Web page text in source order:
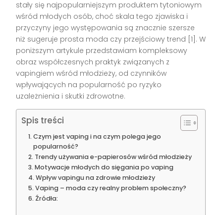
stały się najpopularniejszym produktem tytoniowym
wśród młodych osób, choć skala tego zjawiska i
przyczyny jego występowania są znacznie szersze
niż sugeruje prosta moda czy przejściowy trend [1] . W
poniższym artykule przedstawiam kompleksowy
obraz współczesnych praktyk związanych z
vapingiem wśród młodzieży, od czynników
wpływających na popularność po ryzyko
uzależnienia i skutki zdrowotne.
Spis treści
Czym jest vaping i na czym polega jego
popularność?
Trendy używania e-papierosów wśród młodzieży
Motywacje młodych do sięgania po vaping
Wpływ vapingu na zdrowie młodzieży
Vaping – moda czy realny problem społeczny?
Źródła: